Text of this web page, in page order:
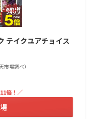
テイクユアチョイス
場調べ）
倍！／